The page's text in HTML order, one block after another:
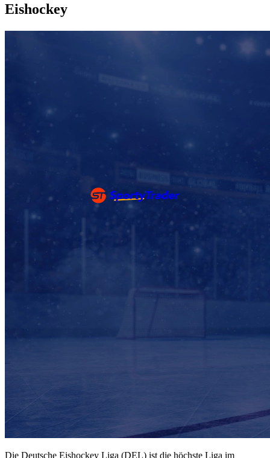
Eishockey
Die Deutsche Eishockey Liga (DEL) ist die höchste Liga im